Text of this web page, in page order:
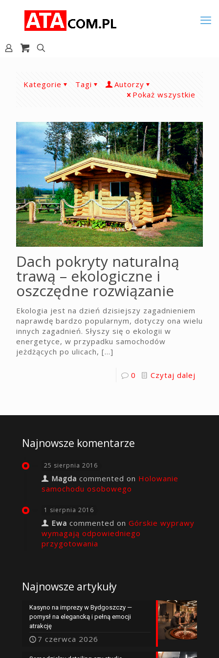
Kategorie Tagi
Autorzy
Pokaż wszystkie
Dach pokryty naturalną
trawą – ekologiczne i
oszczędne rozwiązanie
Ekologia jest na dzień dzisiejszy zagadnieniem
naprawdę bardzo popularnym, dotyczy ona wielu
innych zagadnień. Słyszy się o ekologii w
energetyce, w przypadku samochodów
jeżdżących po ulicach, […]
0 Czytaj dalej
Najnowsze komentarze
25 sierpnia 2016
Magda commented on Holowanie
samochodu osobowego
1 sierpnia 2016
Ewa commented on Górskie wyprawy
wymagają odpowiedniego
przygotowania
Najnowsze artykuły
Kasyno na imprezy w Bydgoszczy —
pomysł na elegancką i pełną emocji
atrakcję
7 czerwca 2026